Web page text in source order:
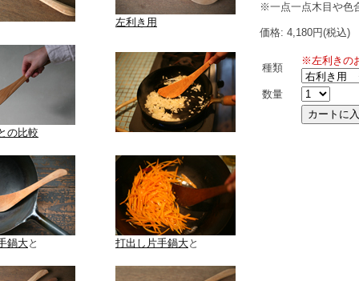
左利き用
の比較
鍋大と 打出し片手鍋大と
※一点一点木目や色
価格: 4,180円(税込)
種類
※左利きの
数量